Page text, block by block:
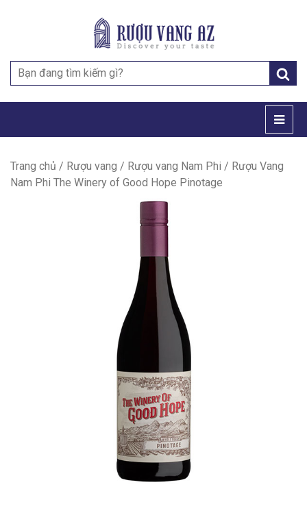
Search
for:
Trang chủ / Rượu vang / Rượu vang Nam Phi / Rượu Vang
Nam Phi The Winery of Good Hope Pinotage